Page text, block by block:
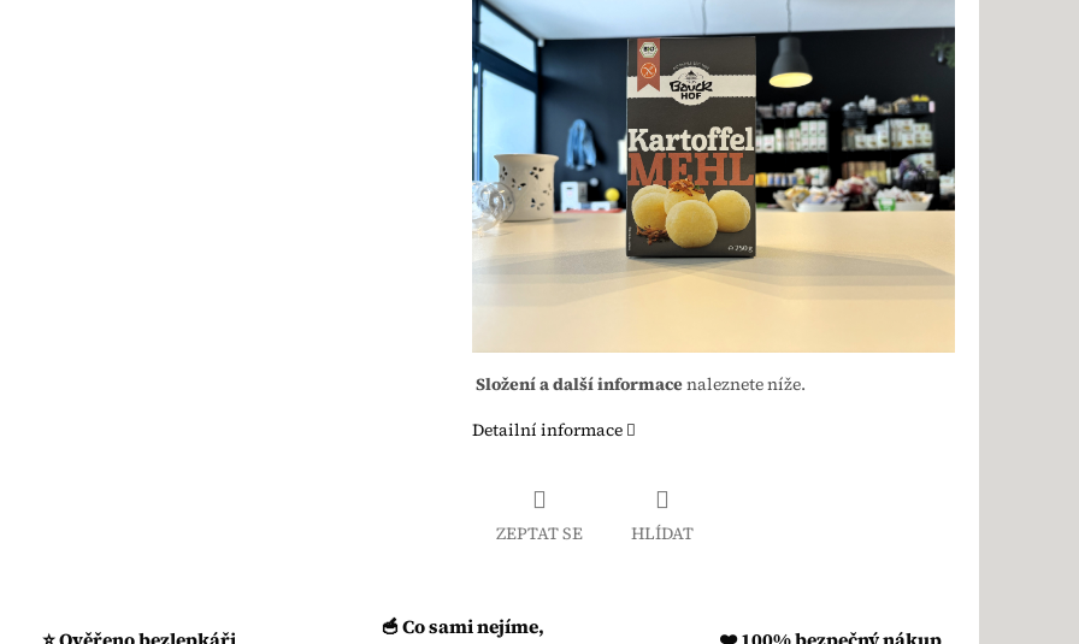
Složení a další informacenaleznete níže.
Detailní informace
ZEPTAT SE HLÍDAT
🥣 Co sami nejíme,